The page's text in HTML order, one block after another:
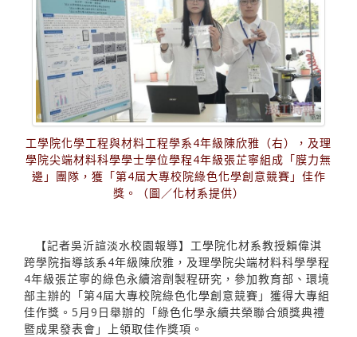
工學院化學工程與材料工程學系4年級陳欣雅（右），及理
學院尖端材料科學學士學位學程4年級張芷寧組成「膜力無
邊」團隊，獲「第4屆大專校院綠色化學創意競賽」佳作
獎。（圖／化材系提供）
【記者吳沂諠淡水校園報導】工學院化材系教授賴偉淇
跨學院指導該系4年級陳欣雅，及理學院尖端材料科學學程
4年級張芷寧的綠色永續溶劑製程研究，參加教育部、環境
部主辦的「第4屆大專校院綠色化學創意競賽」獲得大專組
佳作獎。5月9日舉辦的「綠色化學永續共榮聯合頒獎典禮
暨成果發表會」上領取佳作獎項。